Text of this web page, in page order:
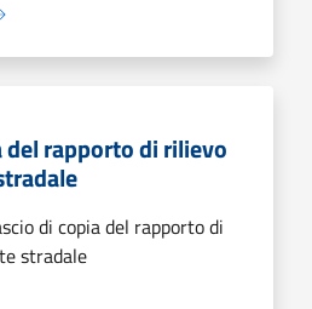
del rapporto di rilievo
di copia del rapporto di
stradale